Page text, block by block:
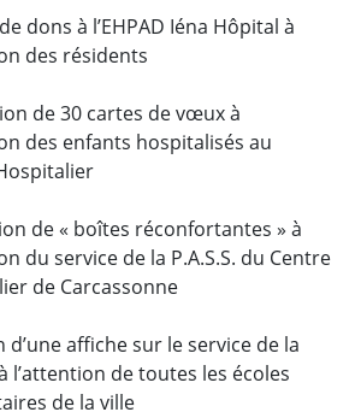
dons à l’EHPAD Iéna Hôpital à
des résidents
de 30 cartes de vœux à
des enfants hospitalisés au
de « boîtes réconfortantes » à
du service de la P.A.S.S. du Centre
de Carcassonne
d’une affiche sur le service de la
à l’attention de toutes les écoles
de la ville